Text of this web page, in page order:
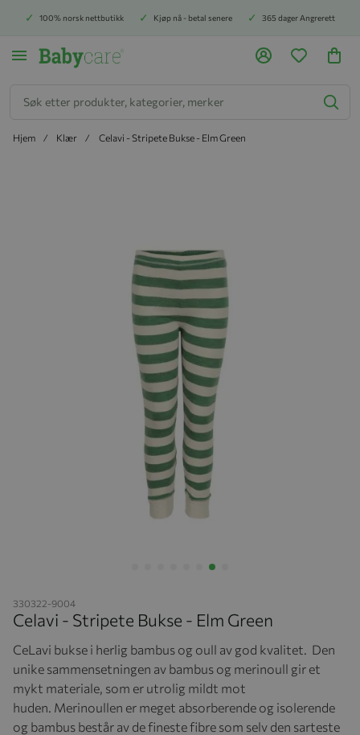
100% norsk nettbutikk Kjøp nå - betal senere 365 dager Angrerett
Hjem Klær Celavi - Stripete Bukse - Elm Green
330322-9004
Celavi - Stripete Bukse - Elm Green
CeLavi bukse i herlig bambus og oull av god kvalitet. Den
unike sammensetningen av bambus og merinoull gir et
mykt materiale, som er utrolig mildt mot
huden. Merinoullen er meget absorberende og isolerende
og bambus består av de fineste fibre som selv den sarteste